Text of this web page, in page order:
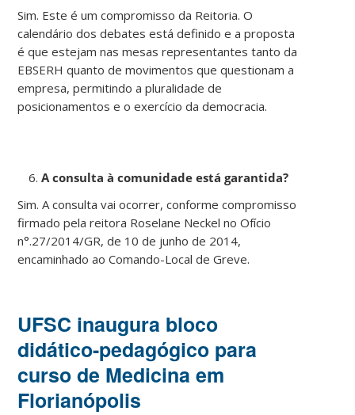
Sim. Este é um compromisso da Reitoria. O
calendário dos debates está definido e a proposta
é que estejam nas mesas representantes tanto da
EBSERH quanto de movimentos que questionam a
empresa, permitindo a pluralidade de
posicionamentos e o exercício da democracia.
A consulta à comunidade está garantida?
Sim. A consulta vai ocorrer, conforme compromisso
firmado pela reitora Roselane Neckel no Ofício
n°.27/2014/GR, de 10 de junho de 2014,
encaminhado ao Comando-Local de Greve.
UFSC inaugura bloco
didático-pedagógico para
curso de Medicina em
Florianópolis